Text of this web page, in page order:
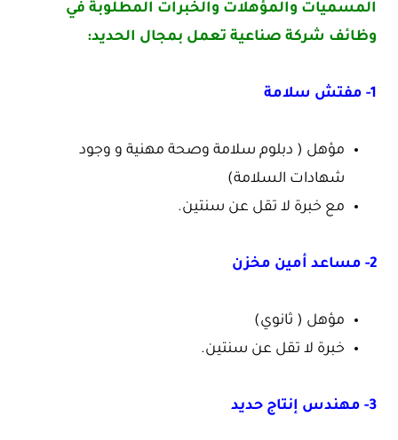
المسميات والمؤهلات والخبرات المطلوبة في
وظائف شركة صناعية تعمل بمجال الحديد:
1- مفتش سلامة
مؤهل ( دبلوم سلامة وصحة مهنية و وجود
شهادات السلامة)
مع خبرة لا تقل عن سنتين.
2- مساعد أمين مخزن
مؤهل ( ثانوي)
خبرة لا تقل عن سنتين.
3- مهندس إنتاج حديد